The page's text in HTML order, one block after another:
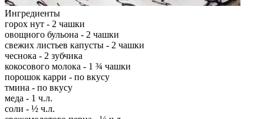
Ингредиенты
горох нут - 2 чашки
овощного бульона - 2 чашки
свежих листьев капусты - 2 чашки
чеснока - 2 зубчика
кокосового молока - 1 ¾ чашки
порошок карри - по вкусу
тмина - по вкусу
меда - 1 ч.л.
соли - ½ ч.л.